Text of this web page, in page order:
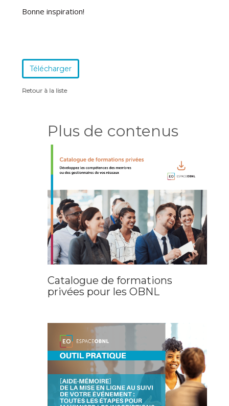
Bonne inspiration!
Télécharger
Retour à la liste
Plus de contenus
Catalogue de formations
privées pour les OBNL